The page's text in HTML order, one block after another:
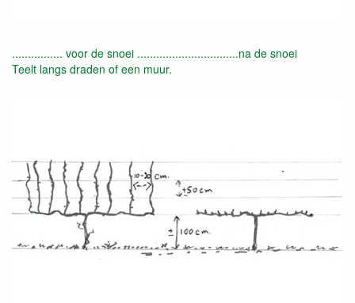
................ voor de snoei ................................na de snoei
Teelt langs draden of een muur.